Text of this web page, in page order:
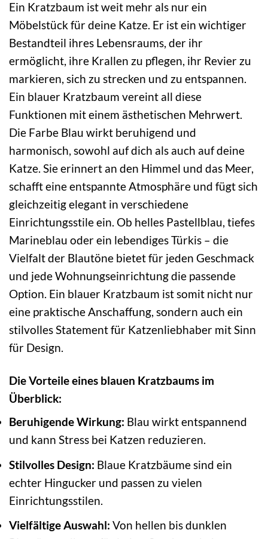
Ein Kratzbaum ist weit mehr als nur ein
Möbelstück für deine Katze. Er ist ein wichtiger
Bestandteil ihres Lebensraums, der ihr
ermöglicht, ihre Krallen zu pflegen, ihr Revier zu
markieren, sich zu strecken und zu entspannen.
Ein blauer Kratzbaum vereint all diese
Funktionen mit einem ästhetischen Mehrwert.
Die Farbe Blau wirkt beruhigend und
harmonisch, sowohl auf dich als auch auf deine
Katze. Sie erinnert an den Himmel und das Meer,
schafft eine entspannte Atmosphäre und fügt sich
gleichzeitig elegant in verschiedene
Einrichtungsstile ein. Ob helles Pastellblau, tiefes
Marineblau oder ein lebendiges Türkis – die
Vielfalt der Blautöne bietet für jeden Geschmack
und jede Wohnungseinrichtung die passende
Option. Ein blauer Kratzbaum ist somit nicht nur
eine praktische Anschaffung, sondern auch ein
stilvolles Statement für Katzenliebhaber mit Sinn
für Design.
Die Vorteile eines blauen Kratzbaums im
Überblick:
Beruhigende Wirkung: Blau wirkt entspannend
und kann Stress bei Katzen reduzieren.
Stilvolles Design: Blaue Kratzbäume sind ein
echter Hingucker und passen zu vielen
Einrichtungsstilen.
Vielfältige Auswahl: Von hellen bis dunklen